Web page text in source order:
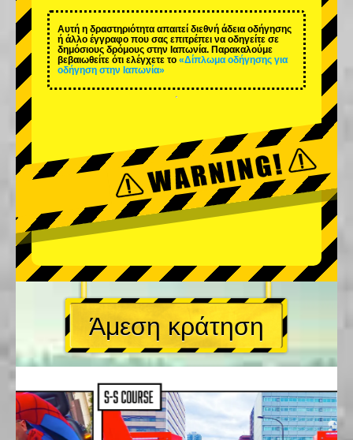
Αυτή η δραστηριότητα απαιτεί διεθνή άδεια οδήγησης
ή άλλο έγγραφο που σας επιτρέπει να οδηγείτε σε
δημόσιους δρόμους στην Ιαπωνία. Παρακαλούμε
βεβαιωθείτε ότι ελέγχετε το «Δίπλωμα οδήγησης για
οδήγηση στην Ιαπωνία»
Άμεση κράτηση